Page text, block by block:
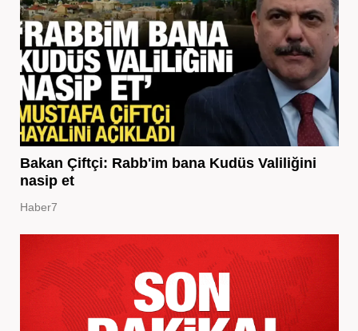
Bakan Çiftçi: Rabb'im bana Kudüs Valiliğini
nasip et
Haber7